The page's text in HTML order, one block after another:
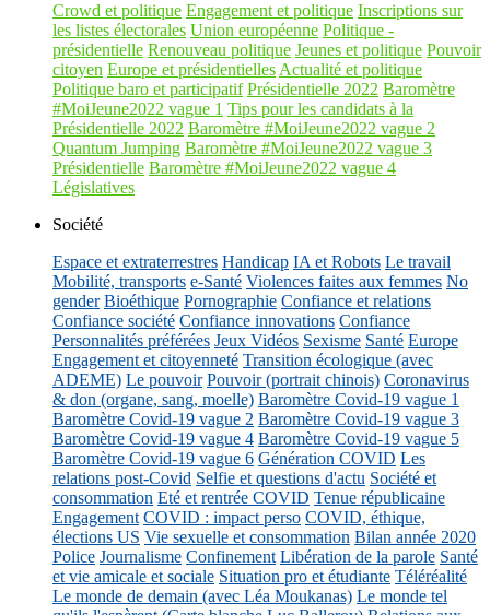
Crowd et politique Engagement et politique Inscriptions sur
les listes électorales Union européenne Politique -
présidentielle Renouveau politique Jeunes et politique Pouvoir
citoyen Europe et présidentielles Actualité et politique
Politique baro et participatif Présidentielle 2022 Baromètre
#MoiJeune2022 vague 1 Tips pour les candidats à la
Présidentielle 2022 Baromètre #MoiJeune2022 vague 2
Quantum Jumping Baromètre #MoiJeune2022 vague 3
Présidentielle Baromètre #MoiJeune2022 vague 4
Législatives
Société
Espace et extraterrestres Handicap IA et Robots Le travail
Mobilité, transports e-Santé Violences faites aux femmes No
gender Bioéthique Pornographie Confiance et relations
Confiance société Confiance innovations Confiance
Personnalités préférées Jeux Vidéos Sexisme Santé Europe
Engagement et citoyenneté Transition écologique (avec
ADEME) Le pouvoir Pouvoir (portrait chinois) Coronavirus
& don (organe, sang, moelle) Baromètre Covid-19 vague 1
Baromètre Covid-19 vague 2 Baromètre Covid-19 vague 3
Baromètre Covid-19 vague 4 Baromètre Covid-19 vague 5
Baromètre Covid-19 vague 6 Génération COVID Les
relations post-Covid Selfie et questions d'actu Société et
consommation Eté et rentrée COVID Tenue républicaine
Engagement COVID : impact perso COVID, éthique,
élections US Vie sexuelle et consommation Bilan année 2020
Police Journalisme Confinement Libération de la parole Santé
et vie amicale et sociale Situation pro et étudiante Téléréalité
Le monde de demain (avec Léa Moukanas) Le monde tel